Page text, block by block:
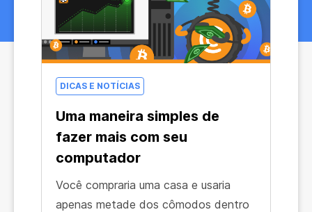
DICAS E NOTÍCIAS
Uma maneira simples de
fazer mais com seu
computador
Você compraria uma casa e usaria
apenas metade dos cômodos dentro